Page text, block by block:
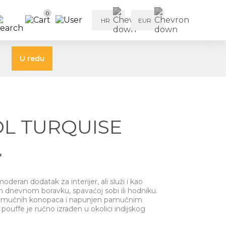
0
HR EUR
U redu
TURQUISE
dodatak za interijer, ali služi i kao
boravku, spavaćoj sobi ili hodniku.
konopaca i napunjen pamučnim
je ručno izrađen u okolici indijskog